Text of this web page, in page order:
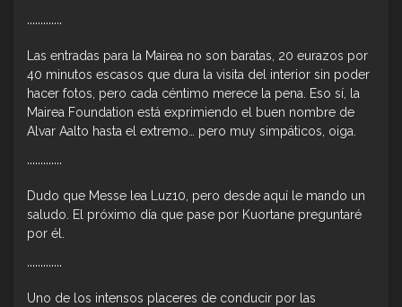
·············
Las entradas para la Mairea no son baratas, 20 eurazos por
40 minutos escasos que dura la visita del interior sin poder
hacer fotos, pero cada céntimo merece la pena. Eso sí, la
Mairea Foundation está exprimiendo el buen nombre de
Alvar Aalto hasta el extremo… pero muy simpáticos, oiga.
·············
Dudo que Messe lea Luz10, pero desde aquí le mando un
saludo. El próximo día que pase por Kuortane preguntaré
por él.
·············
Uno de los intensos placeres de conducir por las